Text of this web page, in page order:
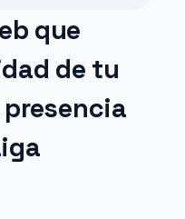
que
de tu